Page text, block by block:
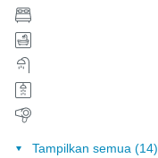
Tampilkan semua (14)